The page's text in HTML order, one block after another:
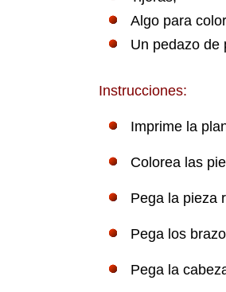
Algo para
Un pedazo de
Instrucciones:
Imprime la
Colorea las
Pega la pieza
Pega los
Pega la